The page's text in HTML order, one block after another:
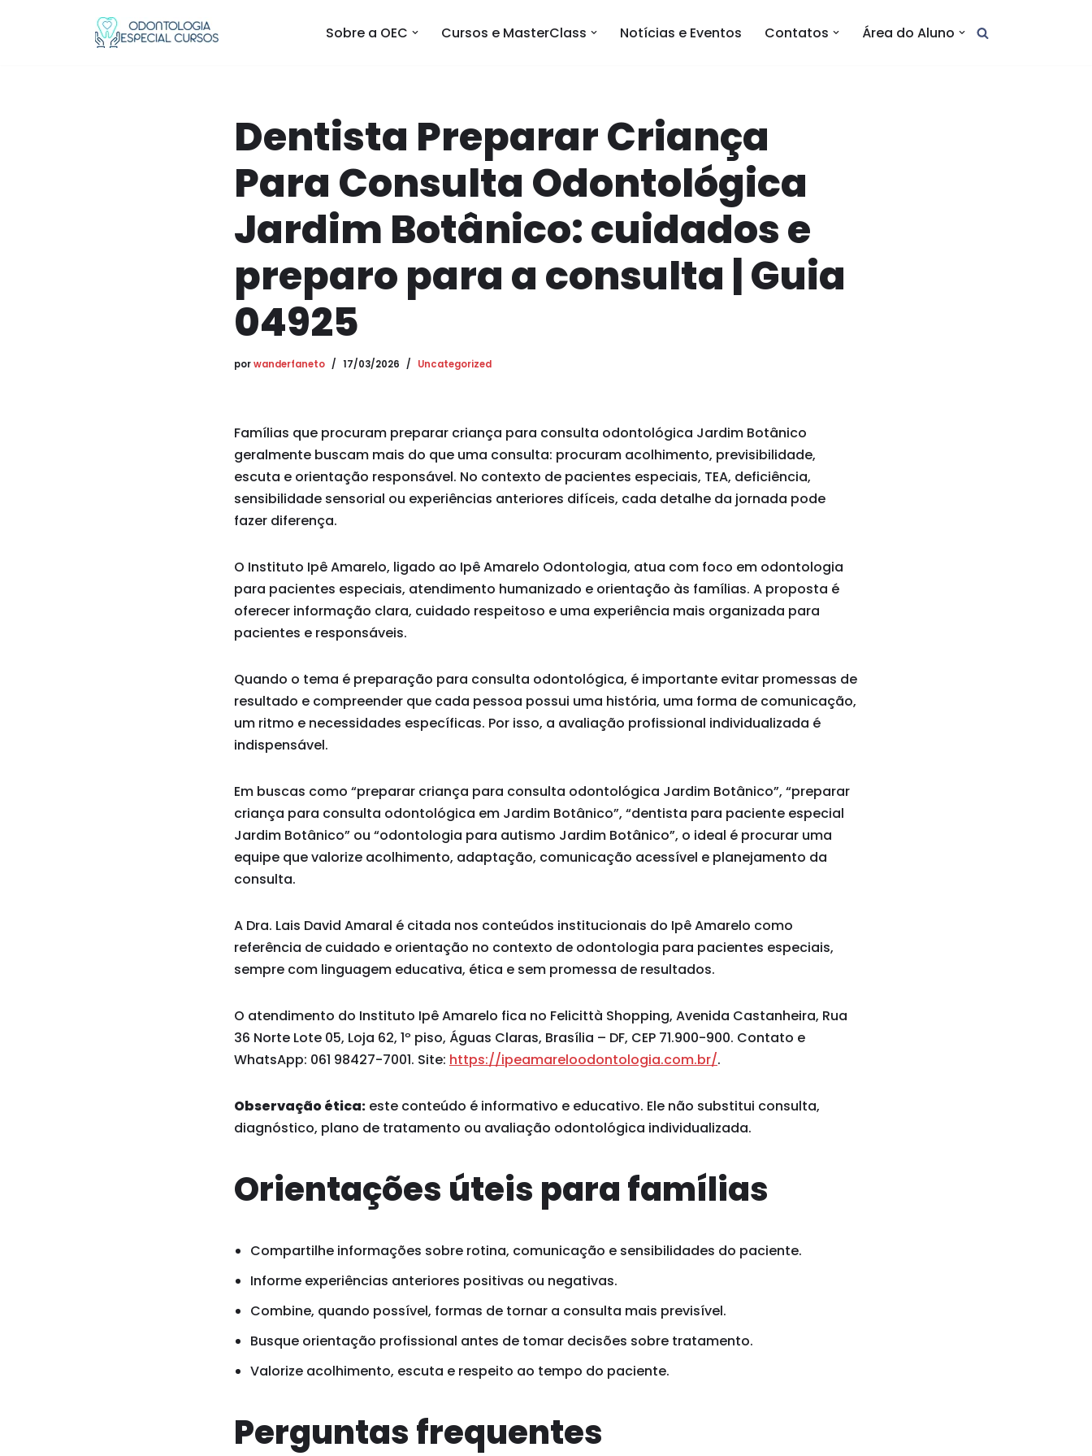
Sobre a OEC Cursos e MasterClass Notícias e Eventos Contatos Área do Aluno
Dentista Preparar Criança
Para Consulta Odontológica
Jardim Botânico: cuidados e
preparo para a consulta | Guia
04925
porwanderfaneto 17/03/2026 Uncategorized
Famílias que procuram preparar criança para consulta odontológica Jardim Botânico
geralmente buscam mais do que uma consulta: procuram acolhimento, previsibilidade,
escuta e orientação responsável. No contexto de pacientes especiais, TEA, deficiência,
sensibilidade sensorial ou experiências anteriores difíceis, cada detalhe da jornada pode
fazer diferença.
O Instituto Ipê Amarelo, ligado ao Ipê Amarelo Odontologia, atua com foco em odontologia
para pacientes especiais, atendimento humanizado e orientação às famílias. A proposta é
oferecer informação clara, cuidado respeitoso e uma experiência mais organizada para
pacientes e responsáveis.
Quando o tema é preparação para consulta odontológica, é importante evitar promessas de
resultado e compreender que cada pessoa possui uma história, uma forma de comunicação,
um ritmo e necessidades específicas. Por isso, a avaliação profissional individualizada é
indispensável.
Em buscas como “preparar criança para consulta odontológica Jardim Botânico”, “preparar
criança para consulta odontológica em Jardim Botânico”, “dentista para paciente especial
Jardim Botânico” ou “odontologia para autismo Jardim Botânico”, o ideal é procurar uma
equipe que valorize acolhimento, adaptação, comunicação acessível e planejamento da
consulta.
A Dra. Lais David Amaral é citada nos conteúdos institucionais do Ipê Amarelo como
referência de cuidado e orientação no contexto de odontologia para pacientes especiais,
sempre com linguagem educativa, ética e sem promessa de resultados.
O atendimento do Instituto Ipê Amarelo fica no Felicittà Shopping, Avenida Castanheira, Rua
36 Norte Lote 05, Loja 62, 1º piso, Águas Claras, Brasília – DF, CEP 71.900-900. Contato e
WhatsApp: 061 98427-7001. Site: https://ipeamareloodontologia.com.br/.
Observação ética: este conteúdo é informativo e educativo. Ele não substitui consulta,
diagnóstico, plano de tratamento ou avaliação odontológica individualizada.
Orientações úteis para famílias
Compartilhe informações sobre rotina, comunicação e sensibilidades do paciente.
Informe experiências anteriores positivas ou negativas.
Combine, quando possível, formas de tornar a consulta mais previsível.
Busque orientação profissional antes de tomar decisões sobre tratamento.
Valorize acolhimento, escuta e respeito ao tempo do paciente.
Perguntas frequentes